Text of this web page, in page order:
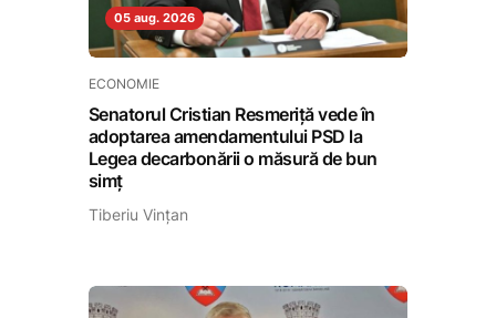
05 aug. 2026
ECONOMIE
Senatorul Cristian Resmeriță vede în
adoptarea amendamentului PSD la
Legea decarbonării o măsură de bun
simț
Tiberiu Vințan